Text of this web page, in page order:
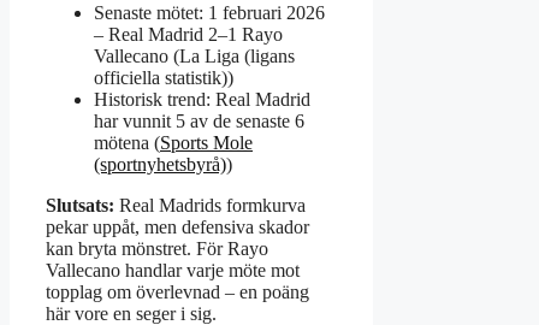
Senaste mötet: 1 februari 2026
– Real Madrid 2–1 Rayo
Vallecano (La Liga (ligans
officiella statistik))
Historisk trend: Real Madrid
har vunnit 5 av de senaste 6
mötena (Sports Mole
(sportnyhetsbyrå))
Slutsats: Real Madrids formkurva
pekar uppåt, men defensiva skador
kan bryta mönstret. För Rayo
Vallecano handlar varje möte mot
topplag om överlevnad – en poäng
här vore en seger i sig.